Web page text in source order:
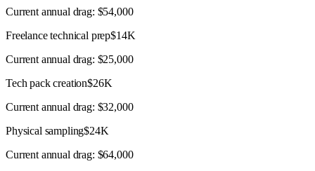
Current annual drag: $54,000
Freelance technical prep$14K
Current annual drag: $25,000
Tech pack creation$26K
Current annual drag: $32,000
Physical sampling$24K
Current annual drag: $64,000